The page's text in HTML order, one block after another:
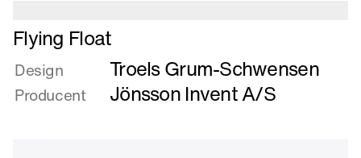
Læs
mere
om
Flying
Float
Flying Float
Design Troels Grum-Schwensen
Producent Jönsson Invent A/S